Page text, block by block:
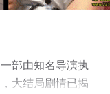
部由知名导演执
大结局剧情已揭